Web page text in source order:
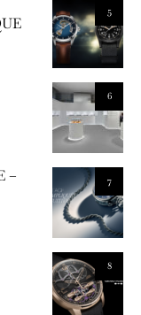
5
6
7
–
8